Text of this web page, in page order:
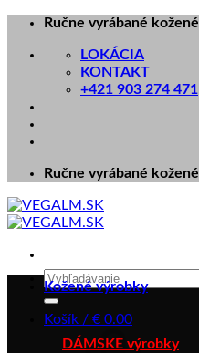
Skip
content
Ručne vyrábané
LOKÁCIA
KONTAKT
+421 903 274 471
Ručne vyrábané
Hľadať:
Košík / € 0.00
Kožené výrobky
DÁMSKE výrobky